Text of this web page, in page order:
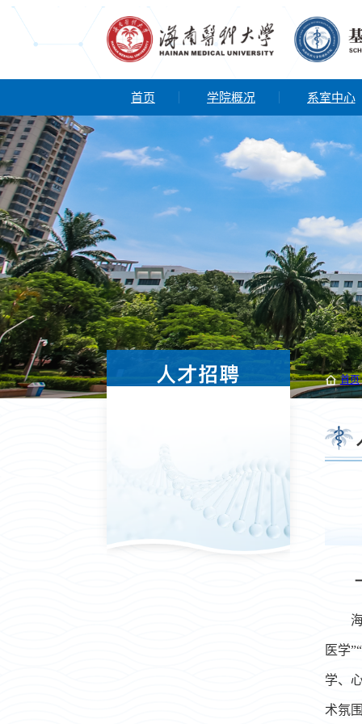
首页 学院概况 系室中心
人才招聘 首页
医学”“
学、
术氛